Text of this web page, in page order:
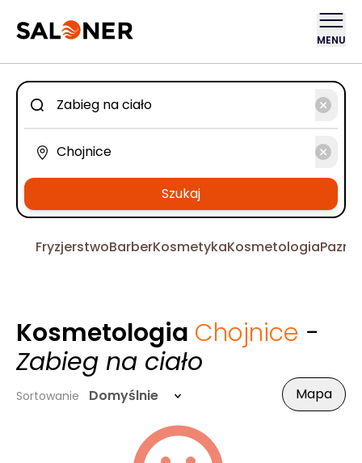
MENU
Szukaj
FryzjerstwoBarberKosmetykaKosmetologia
Kosmetologia Chojnice -
Zabieg na ciało
Sortowanie Domyślnie Mapa